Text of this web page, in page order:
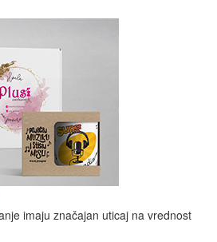
imaju značajan uticaj na vrednost